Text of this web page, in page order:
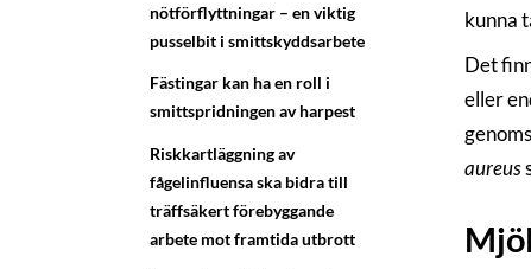
nötförflyttningar – en viktig
pusselbit i smittskyddsarbete
Fästingar kan ha en roll i
smittspridningen av harpest
Riskkartläggning av
fågelinfluensa ska bidra till
träffsäkert förebyggande
arbete mot framtida utbrott
kunna
Det
eller
aureus